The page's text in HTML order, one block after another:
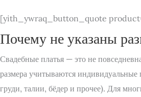
[yith_ywraq_button_quote
Почему не указаны
Свадебные платья — это не
размера учитываются индивидуальные
груди, талии, бёдер и прочее). Для